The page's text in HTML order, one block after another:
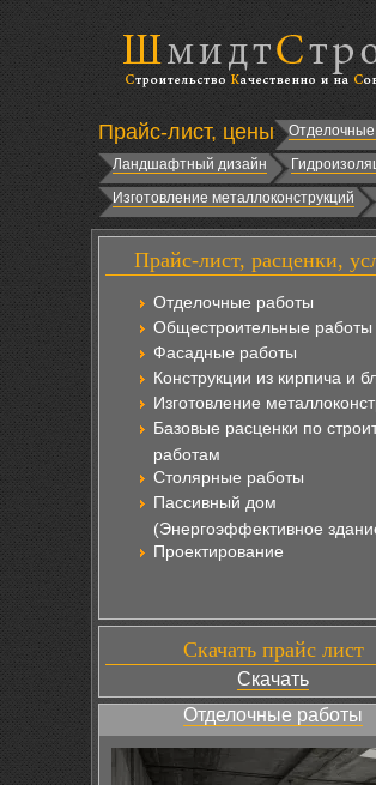
Прайс-лист, цены
Ландшафтный дизайн
Изготовление металлоконструкций
Прайс-лист, расценки,
Отделочные работы
Общестроительные работы
Фасадные работы
Конструкции из кирпича и
Изготовление
Базовые расценки по
работам
Столярные работы
Пассивный дом
(Энергоэффективное
Проектирование
Скачать прайс лист
Скачать
Отделочные работы